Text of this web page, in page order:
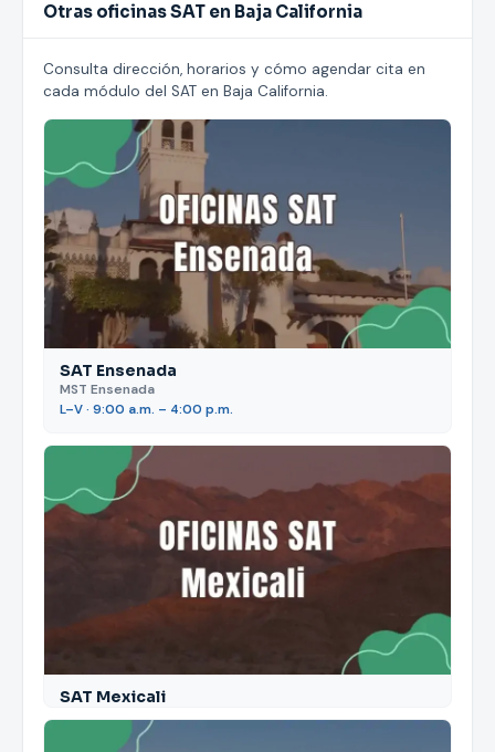
Otras oficinas SAT en Baja California
Consulta dirección, horarios y cómo agendar cita en
cada módulo del SAT en Baja California.
SAT Ensenada
MST Ensenada
L–V · 9:00 a.m. – 4:00 p.m.
SAT Mexicali